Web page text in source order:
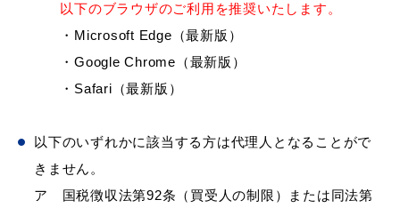
妊娠・出産
教育 出会い・結婚
以下のブラウザのご利用を推奨いたします。
・Microsoft Edge（最新版）
・Google Chrome（最新版）
・Safari（最新版）
以下のいずれかに該当する方は代理人となることがで
きません。
ア 国税徴収法第92条（買受人の制限）または同法第